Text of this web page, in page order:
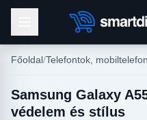
Főoldal Telefontok,
Samsung Galaxy
védelem és stílus